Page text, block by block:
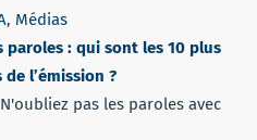
, Médias
paroles : qui sont les 10 plus
l’émission ?
pas les paroles avec